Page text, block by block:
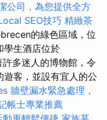
公司，為您提供全方
SEO技巧 精緻茶
的綠色區域，位
學生酒店位於
多迷人的博物館，令
遊客，並設有宜人的公
牆壁漏水緊急處理，
帳士專業推薦